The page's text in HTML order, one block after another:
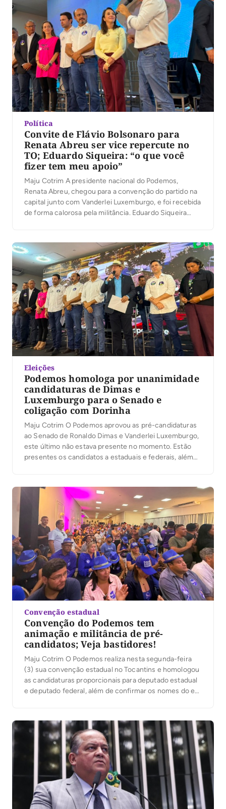
Política
Convite de Flávio Bolsonaro para
Renata Abreu ser vice repercute no
TO; Eduardo Siqueira: “o que você
fizer tem meu apoio”
Maju Cotrim A presidente nacional do Podemos,
Renata Abreu, chegou para a convenção do partido na
capital junto com Vanderlei Luxemburgo, e foi recebida
de forma calorosa pela militância. Eduardo Siqueira
que ela […]
Eleições
Podemos homologa por unanimidade
candidaturas de Dimas e
Luxemburgo para o Senado e
coligação com Dorinha
Maju Cotrim O Podemos aprovou as pré-candidaturas
ao Senado de Ronaldo Dimas e Vanderlei Luxemburgo,
este último não estava presente no momento. Estão
presentes os candidatos a estaduais e federais, além
candidatura ao governo de Professora Dorinha também
foi aprovada […]
Convenção estadual
Convenção do Podemos tem
animação e militância de pré-
candidatos; Veja bastidores!
Maju Cotrim O Podemos realiza nesta segunda-feira
(3) sua convenção estadual no Tocantins e homologou
as candidaturas proporcionais para deputado estadual
e deputado federal, além de confirmar os nomes do ex-
Senado Federal. A presidente nacional da legenda,
Renata Abreu, participará […]